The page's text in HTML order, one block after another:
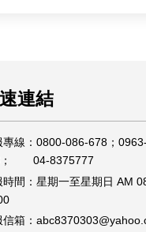
連結
專線：0800-086-678；
； 04-8375777
時間：星期一至星期日 AM
信箱：